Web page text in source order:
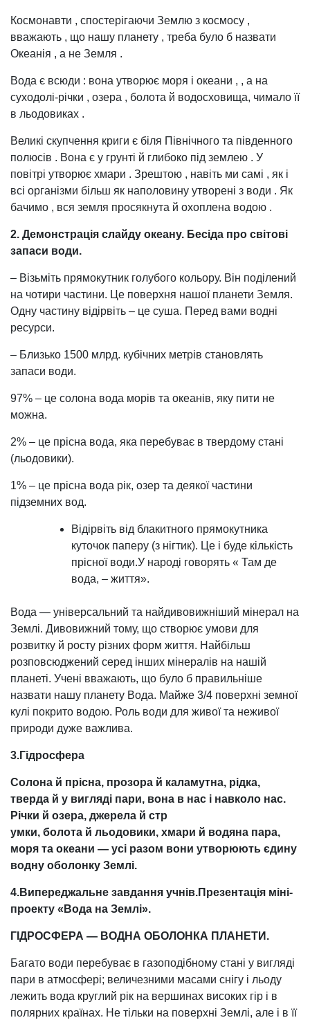
Космонавти , спостерігаючи Землю з космосу ,
вважають , що нашу планету , треба було б назвати
Океанія , а не Земля .
Вода є всюди : вона утворює моря і океани , , а на
суходолі-річки , озера , болота й водосховища, чимало її
в льодовиках .
Великі скупчення криги є біля Північного та південного
полюсів . Вона є у грунті й глибоко під землею . У
повітрі утворює хмари . Зрештою , навіть ми самі , як і
всі організми більш як наполовину утворені з води . Як
бачимо , вся земля просякнута й охоплена водою .
2. Демонстрація слайду океану. Бесіда про світові
запаси води.
– Візьміть прямокутник голубого кольору. Він поділений
на чотири частини. Це поверхня нашої планети Земля.
Одну частину відірвіть – це суша. Перед вами водні
ресурси.
– Близько 1500 млрд. кубічних метрів становлять
запаси води.
97% – це солона вода морів та океанів, яку пити не
можна.
2% – це прісна вода, яка перебуває в твердому стані
(льодовики).
1% – це прісна вода рік, озер та деякої частини
підземних вод.
Відірвіть від блакитного прямокутника
куточок паперу (з нігтик). Це і буде кількість
прісної води.У народі говорять « Там де
вода, – життя».
Вода — універсальний та найдивовижніший мінерал на
Землі. Дивовижний тому, що створює умови для
розвитку й росту різних форм життя. Найбільш
розповсюджений серед інших мінералів на нашій
планеті. Учені вважають, що було б правильніше
назвати нашу планету Вода. Майже 3/4 поверхні земної
кулі покрито водою. Роль води для живої та неживої
природи дуже важлива.
3.Гідросфера
Солона й прісна, прозора й каламутна, рідка,
тверда й у вигляді пари, вона в нас і навколо нас.
Річки й озера, джерела й стр
умки, болота й льодовики, хмари й водяна пара,
моря та океани — усі разом вони утворюють єдину
водну оболонку Землі.
4.Випереджальне завдання учнів.Презентація міні-
проекту «Вода на Землі».
ГІДРОСФЕРА — ВОДНА ОБОЛОНКА ПЛАНЕТИ.
Багато води перебуває в газоподібному стані у вигляді
пари в атмосфері; величезними масами снігу і льоду
лежить вода круглий рік на вершинах високих гір і в
полярних країнах. Не тільки на поверхні Землі, але і в її